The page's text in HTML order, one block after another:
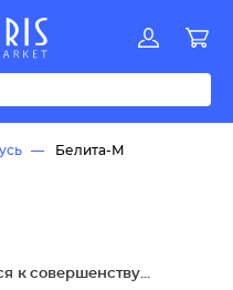
WYZАБВДЗИМОКЛНПРСТУФ
Белита-М
к совершенству...